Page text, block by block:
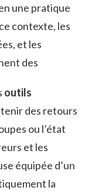
une pratique
contexte, les
et les
des
outils
des retours
ou l’état
et les
équipée d’un
la